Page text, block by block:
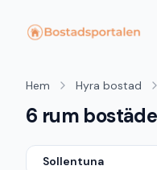
Hem Hyra bostad
6 rum
Sollentuna